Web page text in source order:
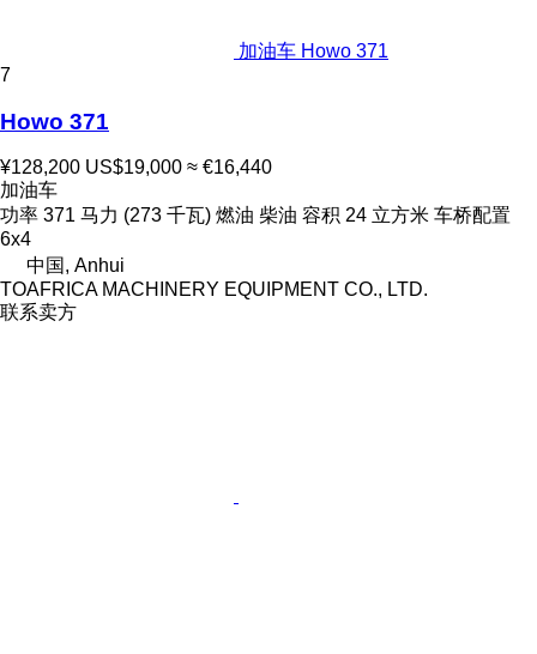
加油车 Howo 371
7
Howo 371
¥128,200 US$19,000 ≈ €16,440
加油车
功率 371 马力 (273 千瓦) 燃油 柴油 容积 24 立方米 车桥配置
6x4
中国, Anhui
TOAFRICA MACHINERY EQUIPMENT CO., LTD.
联系卖方